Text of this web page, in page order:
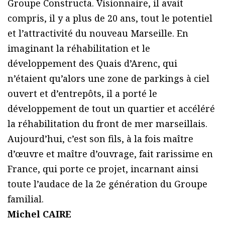
Groupe Constructa. Visionnaire, il avait
compris, il y a plus de 20 ans, tout le potentiel
et l’attractivité du nouveau Marseille. En
imaginant la réhabilitation et le
développement des Quais d’Arenc, qui
n’étaient qu’alors une zone de parkings à ciel
ouvert et d’entrepôts, il a porté le
développement de tout un quartier et accéléré
la réhabilitation du front de mer marseillais.
Aujourd’hui, c’est son fils, à la fois maître
d’œuvre et maître d’ouvrage, fait rarissime en
France, qui porte ce projet, incarnant ainsi
toute l’audace de la 2e génération du Groupe
familial.
Michel CAIRE